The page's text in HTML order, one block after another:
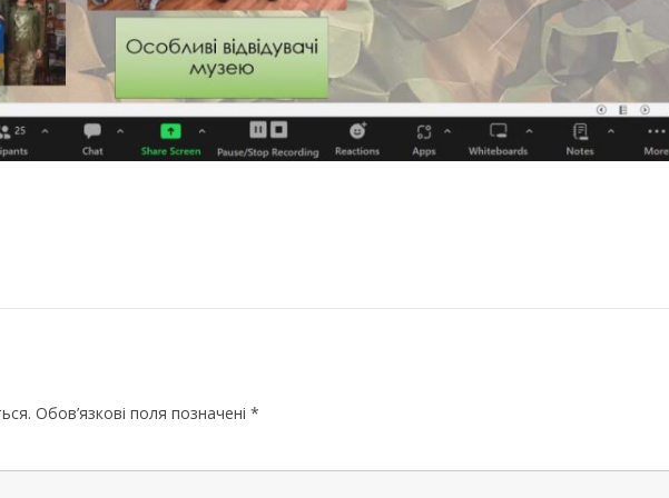
ОДЕСЬКА ОБЛАСТЬ
ПОЛТАВСЬКА ОБЛАСТЬ
РІВНЕНСЬКА ОБЛАСТЬ
Обов’язкові поля позначені *